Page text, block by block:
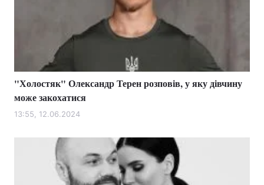
"Холостяк" Олександр Терен розповів, у яку дівчину
може закохатися
13:55, 12.06.2024